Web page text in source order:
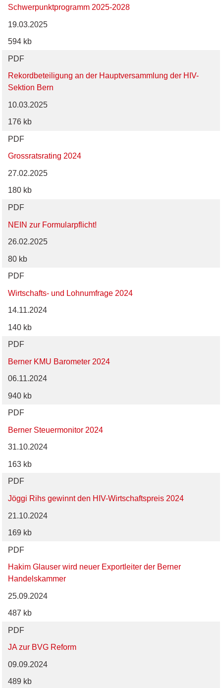
Schwerpunktprogramm 2025-2028
19.03.2025
594 kb
PDF
Rekordbeteiligung an der Hauptversammlung der HIV-
Sektion Bern
10.03.2025
176 kb
PDF
Grossratsrating 2024
27.02.2025
180 kb
PDF
NEIN zur Formularpflicht!
26.02.2025
80 kb
PDF
Wirtschafts- und Lohnumfrage 2024
14.11.2024
140 kb
PDF
Berner KMU Barometer 2024
06.11.2024
940 kb
PDF
Berner Steuermonitor 2024
31.10.2024
163 kb
PDF
Jöggi Rihs gewinnt den HIV-Wirtschaftspreis 2024
21.10.2024
169 kb
PDF
Hakim Glauser wird neuer Exportleiter der Berner
Handelskammer
25.09.2024
487 kb
PDF
JA zur BVG Reform
09.09.2024
489 kb